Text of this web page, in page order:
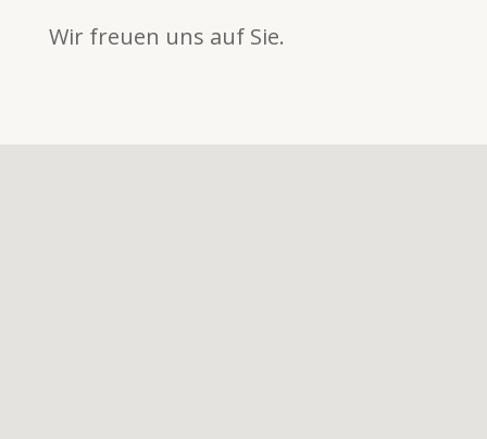
Wir freuen uns auf Sie.